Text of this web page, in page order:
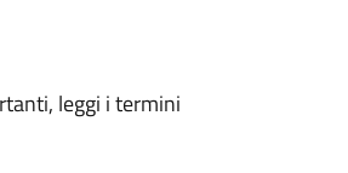
leggi i termini